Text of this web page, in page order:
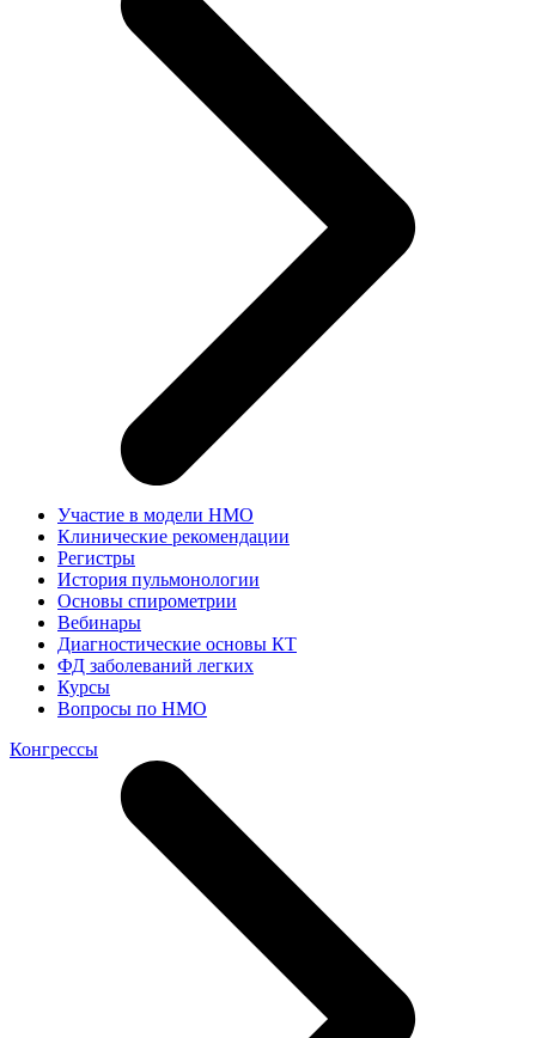
Участие в модели НМО
Клинические рекомендации
Регистры
История пульмонологии
Основы спирометрии
Вебинары
Диагностические основы КТ
ФД заболеваний легких
Курсы
Вопросы по НМО
Конгрессы